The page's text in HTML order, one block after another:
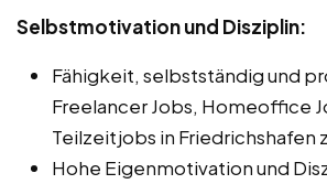
Selbstmotivation und Disziplin:
Fähigkeit, selbstständig und
Freelancer Jobs, Homeoffice
Teilzeitjobs in Friedrichshafen
Hohe Eigenmotivation und